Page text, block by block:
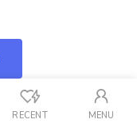
RECENT MENU